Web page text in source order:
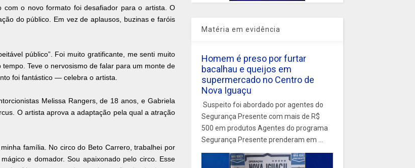
o novo formato foi desafiador para o artista. O
do público. Em vez de aplausos, buzinas e faróis
público”. Foi muito gratificante, me senti muito
Teve o nervosismo de falar para um monte de
foi fantástico — celebra o artista.
Melissa Rangers, de 18 anos, e Gabriela
O artista aprova a adaptação pela qual a atração
família. No circo do Beto Carrero, trabalhei por
e domador. Sou apaixonado pelo circo. Esse
Matéria em evidência
Homem é preso por furtar
bacalhau e queijos em
supermercado no Centro de
Nova Iguaçu
Suspeito foi abordado por agentes do
Segurança Presente com mais de R$
500 em produtos Agentes do programa
Segurança Presente prenderam em ...